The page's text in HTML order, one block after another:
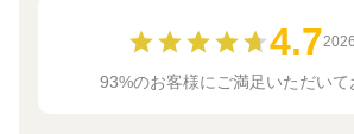
4.7
93%のお客様にご満足いただいて